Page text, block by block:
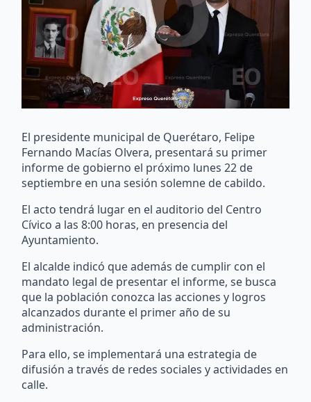
El presidente municipal de Querétaro, Felipe
Fernando Macías Olvera, presentará su primer
informe de gobierno el próximo lunes 22 de
septiembre en una sesión solemne de cabildo.
El acto tendrá lugar en el auditorio del Centro
Cívico a las 8:00 horas, en presencia del
Ayuntamiento.
El alcalde indicó que además de cumplir con el
mandato legal de presentar el informe, se busca
que la población conozca las acciones y logros
alcanzados durante el primer año de su
administración.
Para ello, se implementará una estrategia de
difusión a través de redes sociales y actividades en
calle.